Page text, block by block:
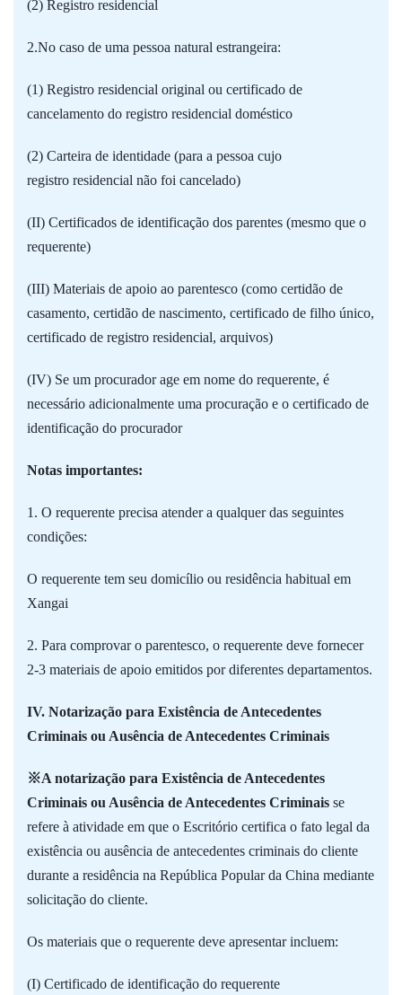
(2) Registro residencial
2.No caso de uma pessoa natural estrangeira:
(1) Registro residencial original ou certificado de
cancelamento do registro residencial doméstico
(2) Carteira de identidade (para a pessoa cujo
registro residencial não foi cancelado)
(II) Certificados de identificação dos parentes (mesmo que o
requerente)
(III) Materiais de apoio ao parentesco (como certidão de
casamento, certidão de nascimento, certificado de filho único,
certificado de registro residencial, arquivos)
(IV) Se um procurador age em nome do requerente, é
necessário adicionalmente uma procuração e o certificado de
identificação do procurador
Notas importantes:
1. O requerente precisa atender a qualquer das seguintes
condições:
O requerente tem seu domicílio ou residência habitual em
Xangai
2. Para comprovar o parentesco, o requerente deve fornecer
2-3 materiais de apoio emitidos por diferentes departamentos.
IV. Notarização para Existência de Antecedentes
Criminais ou Ausência de Antecedentes Criminais
※A notarização para Existência de Antecedentes
Criminais ou Ausência de Antecedentes Criminais se
refere à atividade em que o Escritório certifica o fato legal da
existência ou ausência de antecedentes criminais do cliente
durante a residência na República Popular da China mediante
solicitação do cliente.
Os materiais que o requerente deve apresentar incluem:
(I) Certificado de identificação do requerente